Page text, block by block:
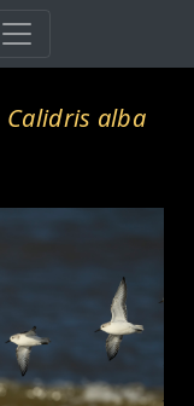
Calidris alba